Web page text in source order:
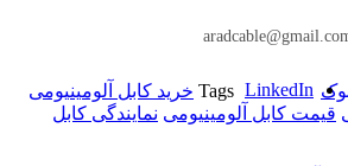
LinkedIn
Tags خرید کابل آلومینیومی
قیمت کابل آلومینیومی نمایندگی کابل